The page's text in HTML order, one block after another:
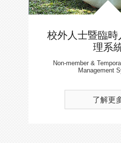
校外人士暨臨時
理系
Non-member &
Management
了解更